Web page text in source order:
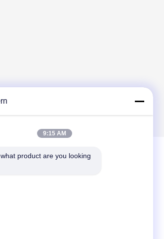
9:15 AM
product are you looking